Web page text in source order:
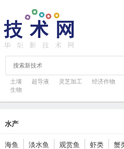
土壤 超导液 灵芝加工 经济作物
生物
水产
海鱼 淡水鱼 观赏鱼 虾类 蟹